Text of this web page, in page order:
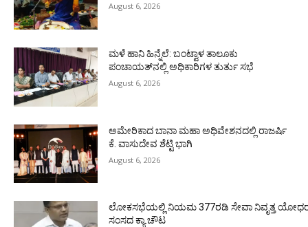
August 6, 2026
ಮಳೆ ಹಾನಿ ಹಿನ್ನೆಲೆ: ಬಂಟ್ವಾಳ ತಾಲೂಕು
ಪಂಚಾಯತ್‌ನಲ್ಲಿ ಅಧಿಕಾರಿಗಳ ತುರ್ತು ಸಭೆ
August 6, 2026
ಅಮೇರಿಕಾದ ಬಾನಾ ಮಹಾ ಅಧಿವೇಶನದಲ್ಲಿ ರಾಜರ್ಷಿ
ಕೆ. ವಾಸುದೇವ ಶೆಟ್ಟಿ ಭಾಗಿ
August 6, 2026
ಲೋಕಸಭೆಯಲ್ಲಿ ನಿಯಮ 377ರಡಿ ಸೇವಾ ನಿವೃತ್ತ
ಸಂಸದ ಕ್ಯಾ.ಚೌಟ